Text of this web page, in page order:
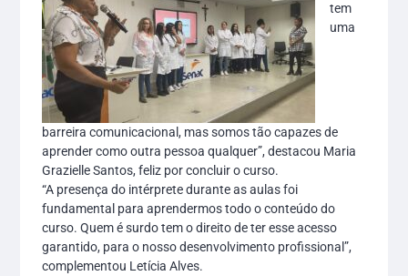
tem
uma
barreira comunicacional, mas somos tão capazes de
aprender como outra pessoa qualquer”, destacou Maria
Grazielle Santos, feliz por concluir o curso.
“A presença do intérprete durante as aulas foi
fundamental para aprendermos todo o conteúdo do
curso. Quem é surdo tem o direito de ter esse acesso
garantido, para o nosso desenvolvimento profissional”,
complementou Letícia Alves.